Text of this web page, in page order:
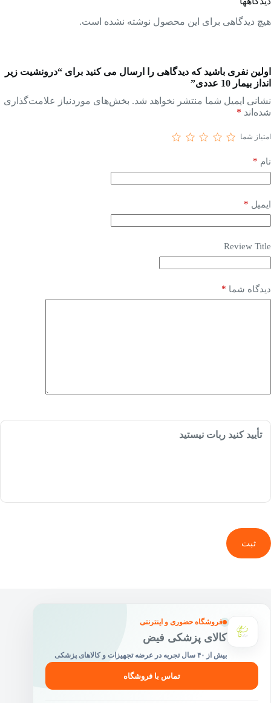
هیچ دیدگاهی برای این محصول نوشته نشده است.
اولین نفری باشید که دیدگاهی را ارسال می کنید برای “درونشیت زیر
انداز بیمار 10 عددی”
نشانی ایمیل شما منتشر نخواهد شد. بخش‌های موردنیاز علامت‌گذاری
شده‌اند *
امتیاز شما
نام *
ایمیل *
Review Title
دیدگاه شما *
تأیید کنید ربات نیستید
ثبت
فروشگاه حضوری و اینترنتی
کالای پزشکی فیض
بیش از ۴۰ سال تجربه در عرضه تجهیزات و کالاهای پزشکی
تماس با فروشگاه